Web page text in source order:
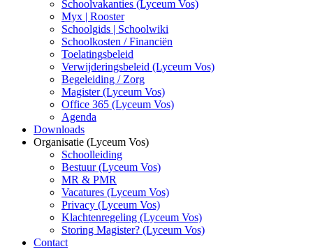
Schoolvakanties (Lyceum Vos)
Myx | Rooster
Schoolgids | Schoolwiki
Schoolkosten / Financiën
Toelatingsbeleid
Verwijderingsbeleid (Lyceum Vos)
Begeleiding / Zorg
Magister (Lyceum Vos)
Office 365 (Lyceum Vos)
Agenda
Downloads
Organisatie (Lyceum Vos)
Schoolleiding
Bestuur (Lyceum Vos)
MR & PMR
Vacatures (Lyceum Vos)
Privacy (Lyceum Vos)
Klachtenregeling (Lyceum Vos)
Storing Magister? (Lyceum Vos)
Contact